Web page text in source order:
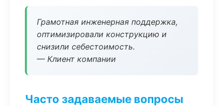
Грамотная инженерная поддержка,
оптимизировали конструкцию и
снизили себестоимость.
— Клиент компании
Часто задаваемые вопросы